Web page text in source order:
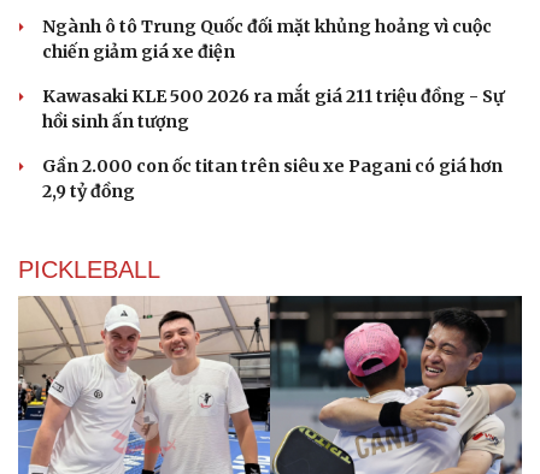
Du lịch
Săn Tour
check-in
Câu chuyện thời sự
Đọc truyện đêm khuya
Kể chuyện cho bé
Ngành ô tô Trung Quốc đối mặt khủng hoảng vì cuộc
chiến giảm giá xe điện
Kawasaki KLE 500 2026 ra mắt giá 211 triệu đồng - Sự
hồi sinh ấn tượng
Gần 2.000 con ốc titan trên siêu xe Pagani có giá hơn
2,9 tỷ đồng
PICKLEBALL